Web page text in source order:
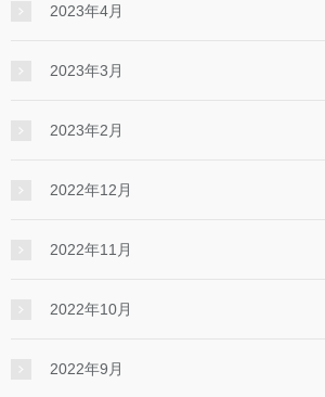
2023年4月
2023年3月
2023年2月
2022年12月
2022年11月
2022年10月
2022年9月